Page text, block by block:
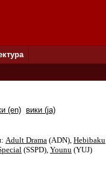
(en) вики (ja)
Adult Drama (ADN), Hebibaku
(SSPD), Younu (YUJ)